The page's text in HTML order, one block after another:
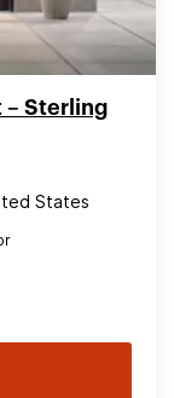
– Sterling
States